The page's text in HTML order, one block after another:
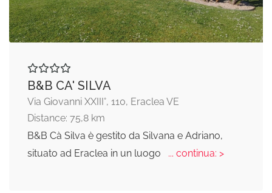
B&B CA' SILVA
Via Giovanni XXIII°, 110, Eraclea VE
Distance: 75,8 km
B&B Cà Silva è gestito da Silvana e Adriano,
situato ad Eraclea in un luogo
... continua: >